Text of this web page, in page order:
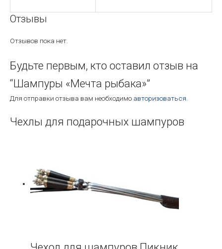
Отзывы
Отзывов пока нет.
Будьте первым, кто оставил отзыв на
“Шампуры «Мечта рыбака»”
Для отправки отзыва вам необходимо авторизоваться
Чехлы для подарочных шампуров